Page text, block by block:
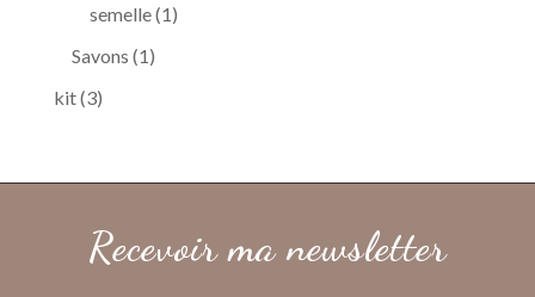
semelle 11
Savons 11
kit 33
Recevoir ma newsletter